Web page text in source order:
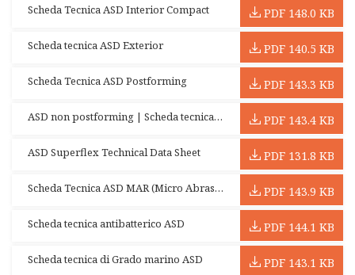
Scheda Tecnica ASD Interior Compact PDF 148.0 KB
Scheda tecnica ASD Exterior PDF 140.5 KB
Scheda Tecnica ASD Postforming PDF 143.3 KB
ASD non postforming | Scheda tecnica standard PDF 143.4 KB
ASD Superflex Technical Data Sheet PDF 131.8 KB
Scheda Tecnica ASD MAR (Micro Abrasive Resistant) PDF 143.9 KB
Scheda tecnica antibatterico ASD PDF 144.1 KB
Scheda tecnica di Grado marino ASD PDF 143.1 KB